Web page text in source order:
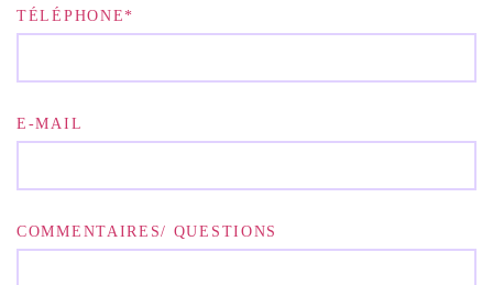
TÉLÉPHONE*
E-MAIL
COMMENTAIRES/ QUESTIONS